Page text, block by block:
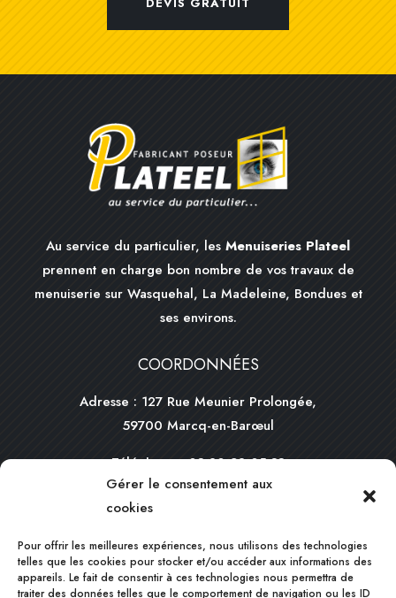
Gérer le consentement aux
cookies
Pour offrir les meilleures expériences, nous utilisons des technologies
telles que les cookies pour stocker et/ou accéder aux informations des
appareils. Le fait de consentir à ces technologies nous permettra de
traiter des données telles que le comportement de navigation ou les ID
DEVIS GRATUIT
Au service du particulier, les Menuiseries Plateel
prennent en charge bon nombre de vos travaux de
menuiserie sur Wasquehal, La Madeleine, Bondues et
ses environs.
COORDONNÉES
Adresse : 127 Rue Meunier Prolongée,
59700 Marcq-en-Barœul
Téléphone :03 20 98 05 33
Mail :
HORAIRES
Du lundi au vendredi :